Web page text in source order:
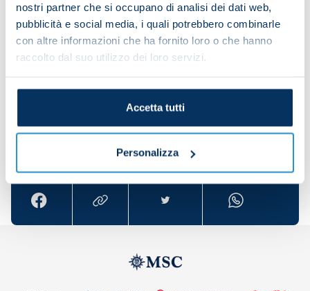
nostri partner che si occupano di analisi dei dati web,
pubblicità e social media, i quali potrebbero combinarle
con altre informazioni che ha fornito loro o che hanno
raccolto dal suo utilizzo dei loro servizi.
Accetta tutti
Personalizza
Karim Zedadka, Adam Ounas and Giuseppe
Ambrosino worked separately in the gym.